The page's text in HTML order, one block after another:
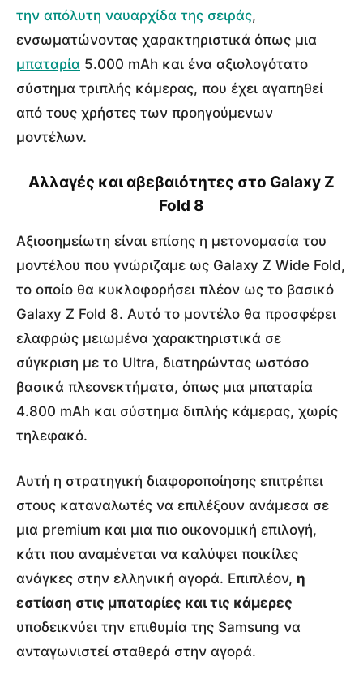
την απόλυτη ναυαρχίδα της σειράς,
ενσωματώνοντας χαρακτηριστικά όπως μια
μπαταρία 5.000 mAh και ένα αξιολογότατο
σύστημα τριπλής κάμερας, που έχει αγαπηθεί
από τους χρήστες των προηγούμενων
μοντέλων.
Αλλαγές και αβεβαιότητες στο Galaxy Z
Fold 8
Αξιοσημείωτη είναι επίσης η μετονομασία του
μοντέλου που γνώριζαμε ως Galaxy Z Wide Fold,
το οποίο θα κυκλοφορήσει πλέον ως το βασικό
Galaxy Z Fold 8. Αυτό το μοντέλο θα προσφέρει
ελαφρώς μειωμένα χαρακτηριστικά σε
σύγκριση με το Ultra, διατηρώντας ωστόσο
βασικά πλεονεκτήματα, όπως μια μπαταρία
4.800 mAh και σύστημα διπλής κάμερας, χωρίς
τηλεφακό.
Αυτή η στρατηγική διαφοροποίησης επιτρέπει
στους καταναλωτές να επιλέξουν ανάμεσα σε
μια premium και μια πιο οικονομική επιλογή,
κάτι που αναμένεται να καλύψει ποικίλες
ανάγκες στην ελληνική αγορά. Επιπλέον, η
εστίαση στις μπαταρίες και τις κάμερες
υποδεικνύει την επιθυμία της Samsung να
ανταγωνιστεί σταθερά στην αγορά.